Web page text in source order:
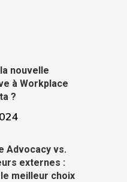
nouvelle
à Workplace
?
Advocacy vs.
externes :
meilleur choix